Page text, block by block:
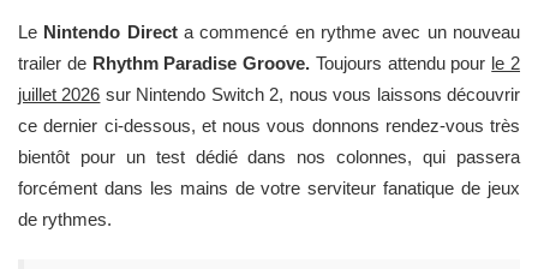
Le Nintendo Directa commencé en rythme avec un nouveau
trailer de Rhythm Paradise Groove. Toujours attendu pour le 2
juillet 2026 sur Nintendo Switch 2, nous vous laissons découvrir
ce dernier ci-dessous, et nous vous donnons rendez-vous très
bientôt pour un test dédié dans nos colonnes, qui passera
forcément dans les mains de votre serviteur fanatique de jeux
de rythmes.